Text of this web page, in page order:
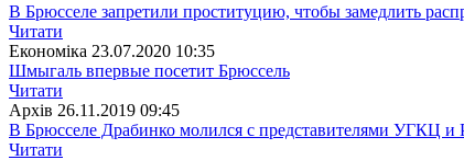
В Брюсселе запретили проституцию, чтобы замедлить
Читати
Економіка 23.07.2020 10:35
Шмыгаль впервые посетит Брюссель
Читати
Архiв 26.11.2019 09:45
В Брюсселе Драбинко молился с представителями УГКЦ
Читати